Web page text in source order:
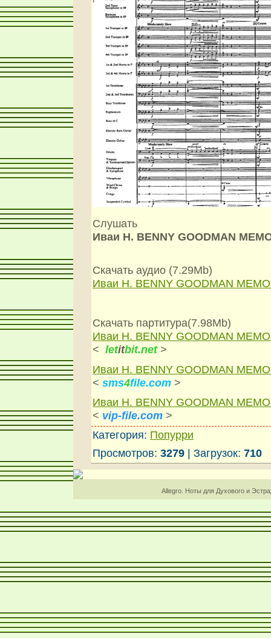
Слушать
Иваи Н. BENNY GOODMAN
Скачать аудио (7.29Mb)
Иваи Н. BENNY GOODMAN
Скачать партитура(7.98Mb)
Иваи Н. BENNY GOODMAN
< letitbit.net>
Иваи Н. BENNY GOODMAN
< sms4file.com >
Иваи Н. BENNY GOODMAN
< vip-file.com >
Категория: Попурри
Просмотров: 3279 | Загрузок: 710
Allegro. Ноты для Духового и